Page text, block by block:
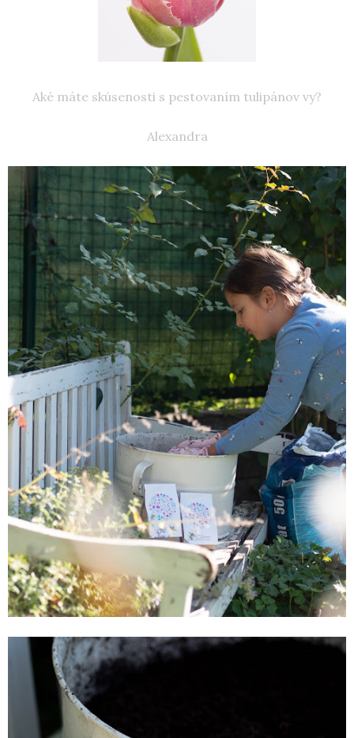
Aké máte skúsenosti s pestovaním tulipánov vy?
Alexandra